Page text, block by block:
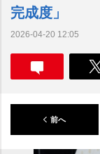
完成度」
2026-04-20 12:05
前へ